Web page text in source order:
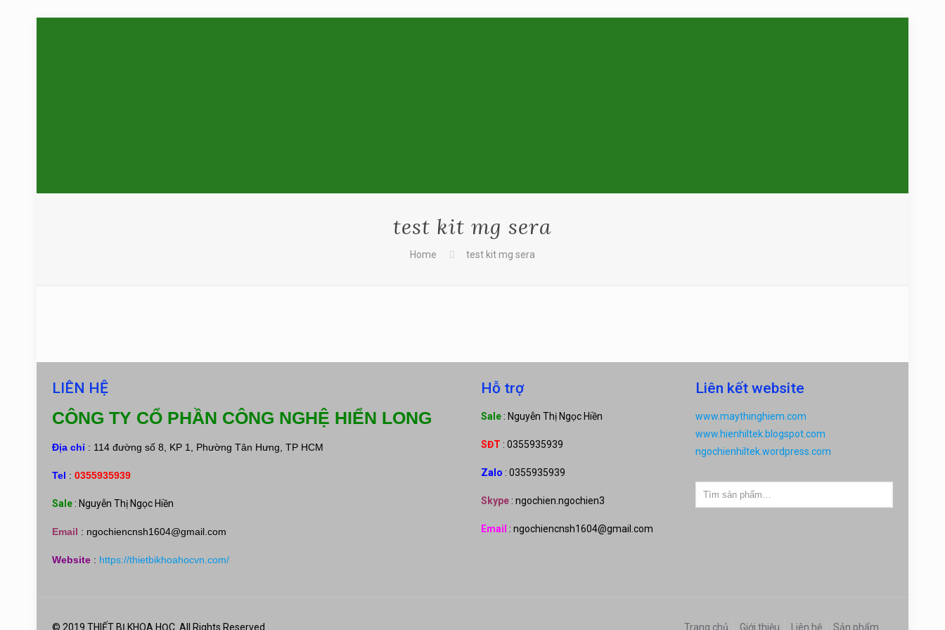
test kit mg sera
Home test kit mg sera
LIÊN HỆ
CÔNG TY CỔ PHẦN CÔNG NGHỆ HIỂN LONG
Địa chỉ : 114 đường số 8, KP 1, Phường Tân Hưng, TP HCM
Tel :0355935939
Sale : Nguyễn Thị Ngọc Hiền
Email : ngochiencnsh1604@gmail.com
Website : https://thietbikhoahocvn.com/
Hỗ trợ
Sale : Nguyễn Thị Ngọc Hiền
SĐT : 0355935939
Zalo : 0355935939
Skype : ngochien.ngochien3
Email : ngochiencnsh1604@gmail.com
Liên kết website
www.maythinghiem.com
www.hienhiltek.blogspot.com
ngochienhiltek.wordpress.com
© 2019 THIẾT BỊ KHOA HỌC. All Rights Reserved Trang chủ Giới thiệu Liên hệ Sản phẩm